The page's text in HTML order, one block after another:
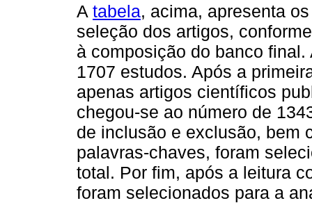
A tabela, acima, apresenta
seleção dos artigos,
à composição do banco
1707 estudos. Após a
apenas artigos científicos
chegou-se ao número de
de inclusão e exclusão, bem
palavras-chaves, foram
total. Por fim, após a leitura
foram selecionados para a